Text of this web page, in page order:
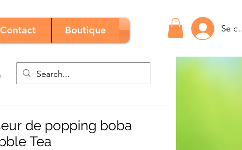
Contact Boutique Se
de popping boba
Tea